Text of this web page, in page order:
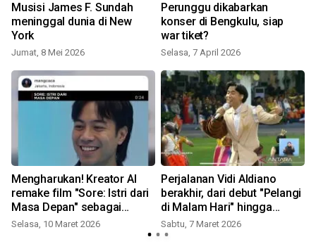
Musisi James F. Sundah
meninggal dunia di New
York
Jumat, 8 Mei 2026
Perunggu dikabarkan
konser di Bengkulu, siap
war tiket?
Selasa, 7 April 2026
Mengharukan! Kreator AI
remake film "Sore: Istri dari
Masa Depan" sebagai
tribute untuk Vidi Aldiano
Selasa, 10 Maret 2026
Perjalanan Vidi Aldiano
berakhir, dari debut "Pelangi
di Malam Hari" hingga
perjuangan medis
Sabtu, 7 Maret 2026